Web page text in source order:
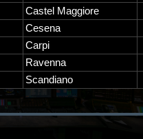
Castel Maggiore
Cesena
Carpi
Ravenna
Scandiano